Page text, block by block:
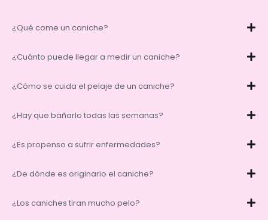
¿Qué come un caniche?
¿Cuánto puede llegar a medir un caniche?
¿Cómo se cuida el pelaje de un caniche?
¿Hay que bañarlo todas las semanas?
¿Es propenso a sufrir enfermedades?
¿De dónde es originario el caniche?
¿Los caniches tiran mucho pelo?